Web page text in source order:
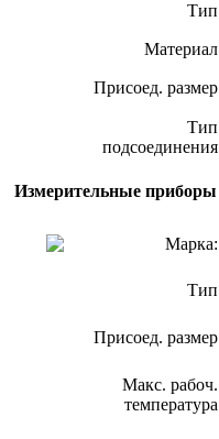
Тип
Материал
Присоед. размер
Тип
подсоединения
Измерительные приборы
Марка:
Тип
Присоед. размер
Макс. рабоч.
температура